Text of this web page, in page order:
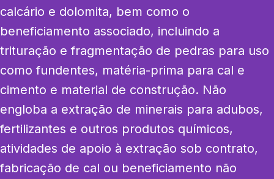
calcário e dolomita, bem como o
beneficiamento associado, incluindo a
trituração e fragmentação de pedras para uso
como fundentes, matéria-prima para cal e
cimento e material de construção. Não
engloba a extração de minerais para adubos,
fertilizantes e outros produtos químicos,
atividades de apoio à extração sob contrato,
fabricação de cal ou beneficiamento não